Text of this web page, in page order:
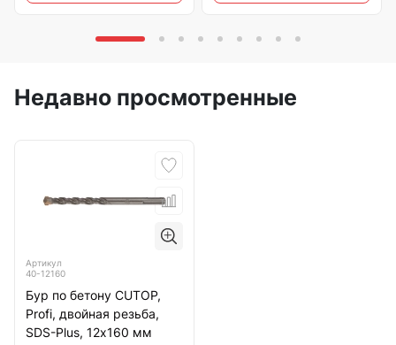
Недавно просмотренные
Артикул
40-12160
Бур по бетону CUTOP,
Profi, двойная резьба,
SDS-Plus, 12х160 мм